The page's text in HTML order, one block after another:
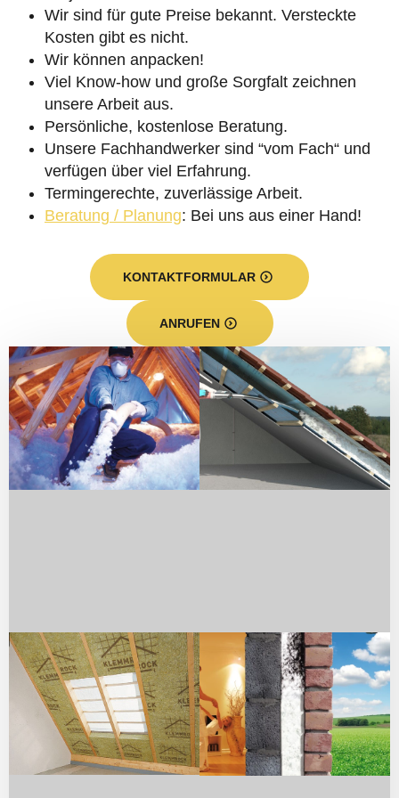
Wir sind für gute Preise bekannt. Versteckte
Kosten gibt es nicht.
Wir können anpacken!
Viel Know-how und große Sorgfalt zeichnen
unsere Arbeit aus.
Persönliche, kostenlose Beratung.
Unsere Fachhandwerker sind “vom Fach“ und
verfügen über viel Erfahrung.
Termingerechte, zuverlässige Arbeit.
Beratung / Planung: Bei uns aus einer Hand!
KONTAKTFORMULAR
ANRUFEN